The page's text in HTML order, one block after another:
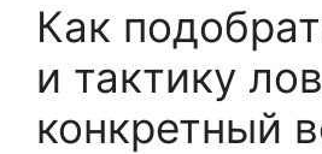
Как
и тактику
конкретный